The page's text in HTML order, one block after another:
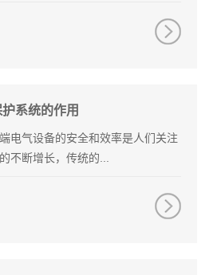
系统的作用
电气设备的安全和效率是人们关注
不断增长，传统的...